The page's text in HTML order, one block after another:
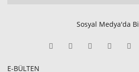
Sosyal Medya'da
E-BÜLTEN